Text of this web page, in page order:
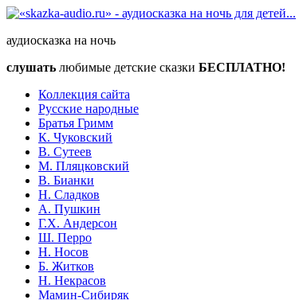
аудиосказка на ночь
слушать любимые детские сказки БЕСПЛАТНО!
Коллекция сайта
Русские народные
Братья Гримм
К. Чуковский
В. Сутеев
М. Пляцковский
В. Бианки
Н. Сладков
А. Пушкин
Г.Х. Андерсон
Ш. Перро
Н. Носов
Б. Житков
Н. Некрасов
Мамин-Сибиряк